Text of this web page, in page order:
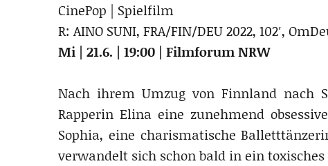
CinePop | Spielfilm
R: AINO SUNI, FRA/FIN/DEU 2022, 102′,
Mi | 21.6. | 19:00 | Filmforum NRW
Nach ihrem Umzug von Finnland nach
Rapperin Elina eine zunehmend
Sophia, eine charismatische
verwandelt sich schon bald in ein